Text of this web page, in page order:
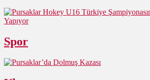
Spor